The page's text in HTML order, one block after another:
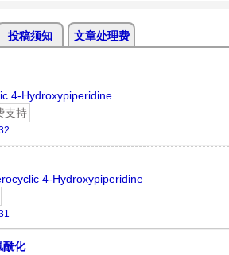
投稿须知 文章处理费
4-Hydroxypiperidine
支持
4-Hydroxypiperidine
酰化